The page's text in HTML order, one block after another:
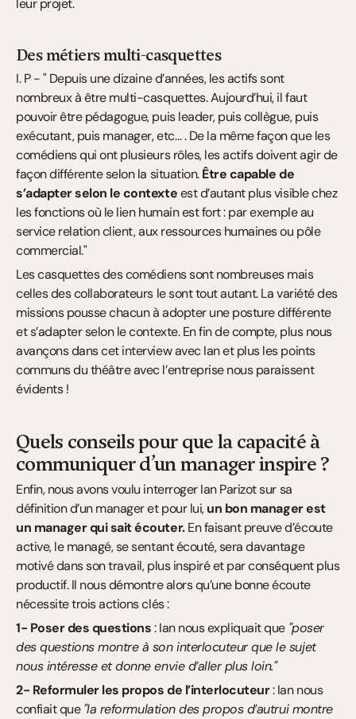
leur projet.
Des métiers multi-casquettes
I. P - " Depuis une dizaine d’années, les actifs sont
nombreux à être multi-casquettes. Aujourd’hui, il faut
pouvoir être pédagogue, puis leader, puis collègue, puis
exécutant, puis manager, etc… . De la même façon que les
comédiens qui ont plusieurs rôles, les actifs doivent agir de
façon différente selon la situation. Être capable de
s’adapter selon le contexte est d’autant plus visible chez
les fonctions où le lien humain est fort : par exemple au
service relation client, aux ressources humaines ou pôle
commercial."
Les casquettes des comédiens sont nombreuses mais
celles des collaborateurs le sont tout autant. La variété des
missions pousse chacun à adopter une posture différente
et s’adapter selon le contexte. En fin de compte, plus nous
avançons dans cet interview avec Ian et plus les points
communs du théâtre avec l’entreprise nous paraissent
évidents !
Quels conseils pour que la capacité à
communiquer d’un manager inspire ?
Enfin, nous avons voulu interroger Ian Parizot sur sa
définition d’un manager et pour lui, un bon manager est
un manager qui sait écouter. En faisant preuve d’écoute
active, le managé, se sentant écouté, sera davantage
motivé dans son travail, plus inspiré et par conséquent plus
productif. Il nous démontre alors qu’une bonne écoute
nécessite trois actions clés :
1- Poser des questions : Ian nous expliquait que "poser
des questions montre à son interlocuteur que le sujet
nous intéresse et donne envie d’aller plus loin."
2- Reformuler les propos de l’interlocuteur : Ian nous
confiait que "la reformulation des propos d’autrui montre